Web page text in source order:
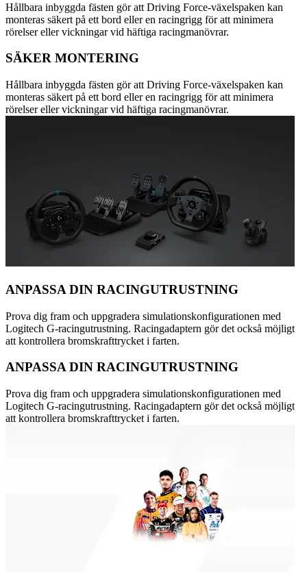
Hållbara inbyggda fästen gör att Driving Force-växelspaken kan
monteras säkert på ett bord eller en racingrigg för att minimera
rörelser eller vickningar vid häftiga racingmanövrar.
SÄKER MONTERING
Hållbara inbyggda fästen gör att Driving Force-växelspaken kan
monteras säkert på ett bord eller en racingrigg för att minimera
rörelser eller vickningar vid häftiga racingmanövrar.
ANPASSA DIN RACINGUTRUSTNING
Prova dig fram och uppgradera simulationskonfigurationen med
Logitech G-racingutrustning. Racingadaptern gör det också möjligt
att kontrollera bromskrafttrycket i farten.
ANPASSA DIN RACINGUTRUSTNING
Prova dig fram och uppgradera simulationskonfigurationen med
Logitech G-racingutrustning. Racingadaptern gör det också möjligt
att kontrollera bromskrafttrycket i farten.